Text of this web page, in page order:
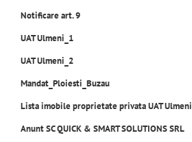
Notificare art. 9
UAT Ulmeni_1
UAT Ulmeni_2
Mandat_Ploiesti_Buzau
Lista imobile proprietate privata UAT Ulmeni
Anunt SC QUICK & SMART SOLUTIONS SRL